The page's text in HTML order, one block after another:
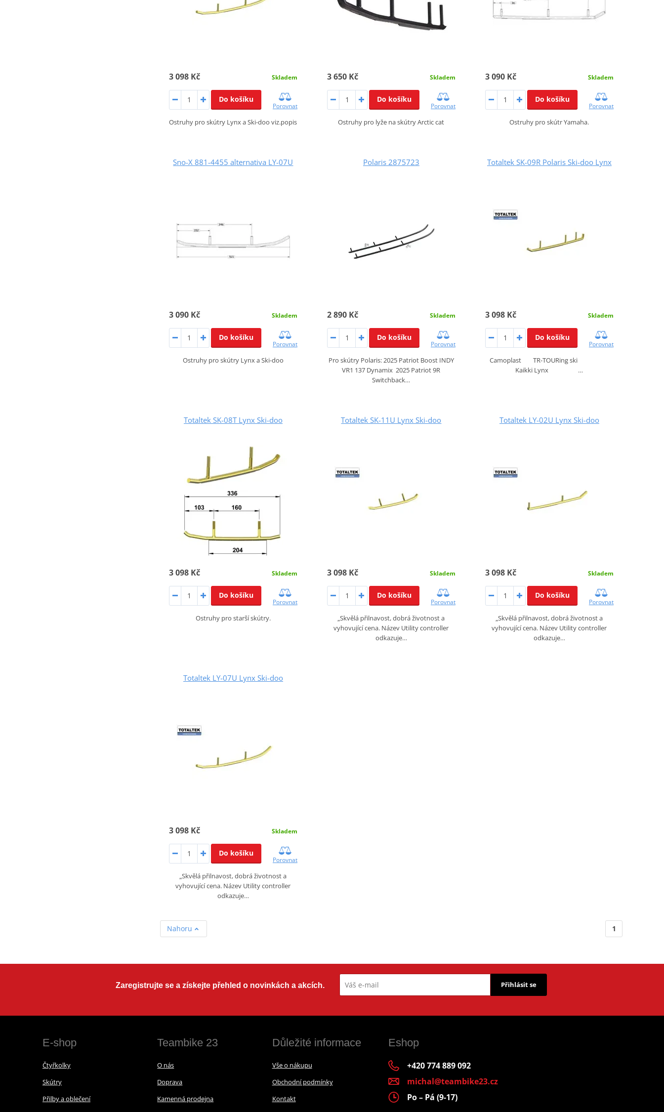
3 098 Kč Skladem
Do košíku
Porovnat
Ostruhy pro skútry Lynx a Ski-doo viz.popis
3 650 Kč Skladem
Do košíku
Porovnat
Ostruhy pro lyže na skútry Arctic cat
3 090 Kč Skladem
Do košíku
Porovnat
Ostruhy pro skútr Yamaha.
Sno-X 881-4455 alternativa LY-07U
3 090 Kč Skladem
Do košíku
Porovnat
Ostruhy pro skútry Lynx a Ski-doo
Polaris 2875723
2 890 Kč Skladem
Do košíku
Porovnat
Pro skútry Polaris: 2025 Patriot Boost INDY
VR1 137 Dynamix 2025 Patriot 9R
Switchback…
Totaltek SK-09R Polaris Ski-doo Lynx
3 098 Kč Skladem
Do košíku
Porovnat
Camoplast TR-TOURing ski
Kaikki Lynx …
Totaltek SK-08T Lynx Ski-doo
3 098 Kč Skladem
Do košíku
Porovnat
Ostruhy pro starší skútry.
Totaltek SK-11U Lynx Ski-doo
3 098 Kč Skladem
Do košíku
Porovnat
„Skvělá přilnavost, dobrá životnost a
vyhovující cena. Název Utility controller
odkazuje…
Totaltek LY-02U Lynx Ski-doo
3 098 Kč Skladem
Do košíku
Porovnat
„Skvělá přilnavost, dobrá životnost a
vyhovující cena. Název Utility controller
odkazuje…
Totaltek LY-07U Lynx Ski-doo
3 098 Kč Skladem
Do košíku
Porovnat
„Skvělá přilnavost, dobrá životnost a
vyhovující cena. Název Utility controller
odkazuje…
1
Nahoru
Zaregistrujte se a získejte přehled o novinkách a akcích. Přihlásit se
E-shop
Čtyřkolky
Skútry
Přilby a oblečení
Teambike 23
O nás
Doprava
Kamenná prodejna
Důležité informace
Vše o nákupu
Obchodní podmínky
Kontakt
Eshop
+420 774 889 092
michal@teambike23.cz
Po – Pá (9-17)